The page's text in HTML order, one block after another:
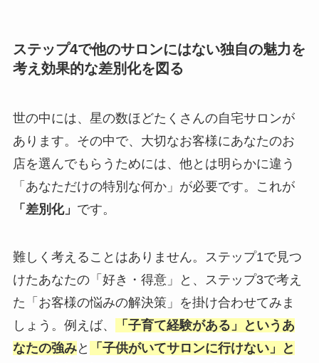
ステップ4で他のサロンにはない独自の魅力を
考え効果的な差別化を図る
世の中には、星の数ほどたくさんの自宅サロンが
あります。その中で、大切なお客様にあなたのお
店を選んでもらうためには、他とは明らかに違う
「あなただけの特別な何か」が必要です。これが
「差別化」 です。
難しく考えることはありません。ステップ1で見つ
けたあなたの「好き・得意」と、ステップ3で考え
た「お客様の悩みの解決策」を掛け合わせてみま
しょう。例えば、
「子育て経験がある」というあ
なたの強みと
「子供がいてサロンに行けない」と